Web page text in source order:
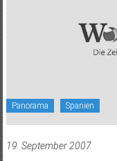
Panorama Spanien
19. September 2007